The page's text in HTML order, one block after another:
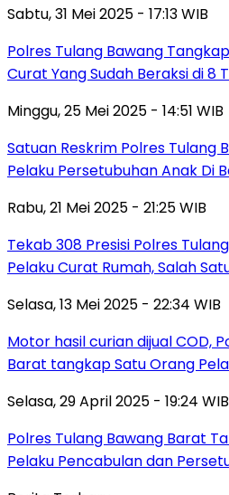
Sabtu, 31 Mei 2025 - 17:13 WIB
Polres Tulang Bawang
Curat Yang Sudah Beraksi di 8
Minggu, 25 Mei 2025 - 14:51 WIB
Satuan Reskrim Polres Tulang
Pelaku Persetubuhan Anak Di
Rabu, 21 Mei 2025 - 21:25 WIB
Tekab 308 Presisi Polres
Pelaku Curat Rumah, Salah
Selasa, 13 Mei 2025 - 22:34 WIB
Motor hasil curian dijual COD,
Barat tangkap Satu Orang
Selasa, 29 April 2025 - 19:24 WIB
Polres Tulang Bawang Barat
Pelaku Pencabulan dan